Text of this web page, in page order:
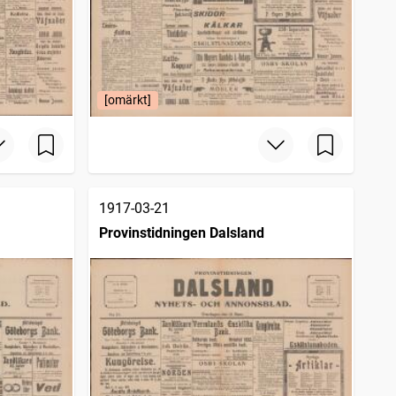
[omärkt]
1917-03-21
Provinstidningen Dalsland